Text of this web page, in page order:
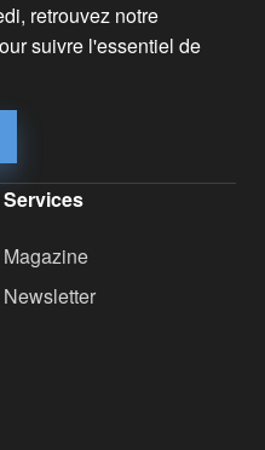
retrouvez notre
suivre l'essentiel de
Services
Magazine
Newsletter